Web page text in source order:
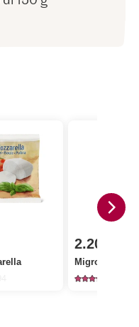
2.20
Migros Basilico